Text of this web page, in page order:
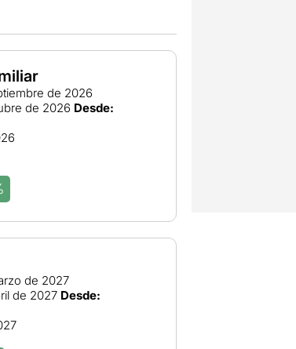
de 2026
de 2026 Desde:
de 2027
de 2027 Desde: